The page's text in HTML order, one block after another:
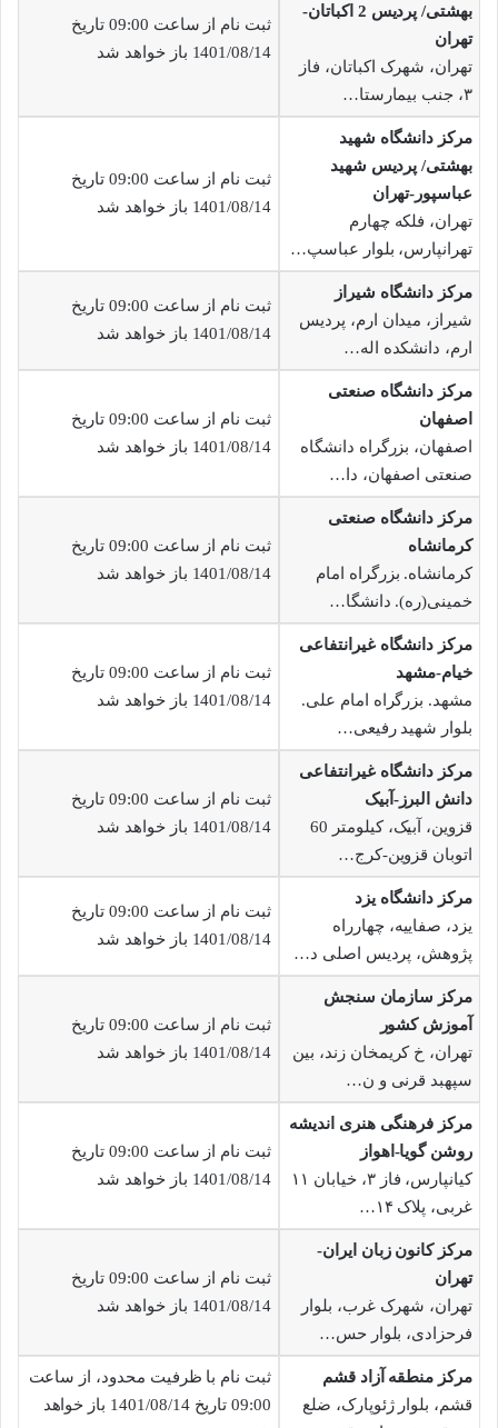
بهشتی/ پردیس 2 اکباتان-
تهران
تهران، شهرک اکباتان، فاز
۳، جنب بیمارستا…
ثبت نام از ساعت 09:00 تاریخ
1401/08/14 باز خواهد شد
مرکز دانشگاه شهید
بهشتی/ پردیس شهید
عباسپور-تهران
تهران، فلکه چهارم
تهرانپارس، بلوار عباسپ…
ثبت نام از ساعت 09:00 تاریخ
1401/08/14 باز خواهد شد
مرکز دانشگاه شیراز
شیراز، میدان ارم، پردیس
ارم، دانشکده اله…
ثبت نام از ساعت 09:00 تاریخ
1401/08/14 باز خواهد شد
مرکز دانشگاه صنعتی
اصفهان
اصفهان، بزرگراه دانشگاه
صنعتی اصفهان، دا…
ثبت نام از ساعت 09:00 تاریخ
1401/08/14 باز خواهد شد
مرکز دانشگاه صنعتی
کرمانشاه
کرمانشاه. بزرگراه امام
خمینی(ره). دانشگا…
ثبت نام از ساعت 09:00 تاریخ
1401/08/14 باز خواهد شد
مرکز دانشگاه غیرانتفاعی
خیام-مشهد
مشهد. بزرگراه امام علی.
بلوار شهید رفیعی…
ثبت نام از ساعت 09:00 تاریخ
1401/08/14 باز خواهد شد
مرکز دانشگاه غیرانتفاعی
دانش البرز-آبیک
قزوین، آبیک، کیلومتر 60
اتوبان قزوین-کرج…
ثبت نام از ساعت 09:00 تاریخ
1401/08/14 باز خواهد شد
مرکز دانشگاه یزد
یزد، صفاییه، چهارراه
پژوهش، پردیس اصلی د…
ثبت نام از ساعت 09:00 تاریخ
1401/08/14 باز خواهد شد
مرکز سازمان سنجش
آموزش کشور
تهران، خ کریمخان زند، بین
سپهبد قرنی و ن…
ثبت نام از ساعت 09:00 تاریخ
1401/08/14 باز خواهد شد
مرکز فرهنگی هنری اندیشه
روشن گویا-اهواز
کیانپارس، فاز ۳، خیابان ۱۱
غربی، پلاک ۱۴…
ثبت نام از ساعت 09:00 تاریخ
1401/08/14 باز خواهد شد
مرکز کانون زبان ایران-
تهران
تهران، شهرک غرب، بلوار
فرحزادی، بلوار حس…
ثبت نام از ساعت 09:00 تاریخ
1401/08/14 باز خواهد شد
مرکز منطقه آزاد قشم
قشم، بلوار ژئوپارک، ضلع
ثبت نام با ظرفیت محدود، از ساعت
09:00 تاریخ 1401/08/14 باز خواهد